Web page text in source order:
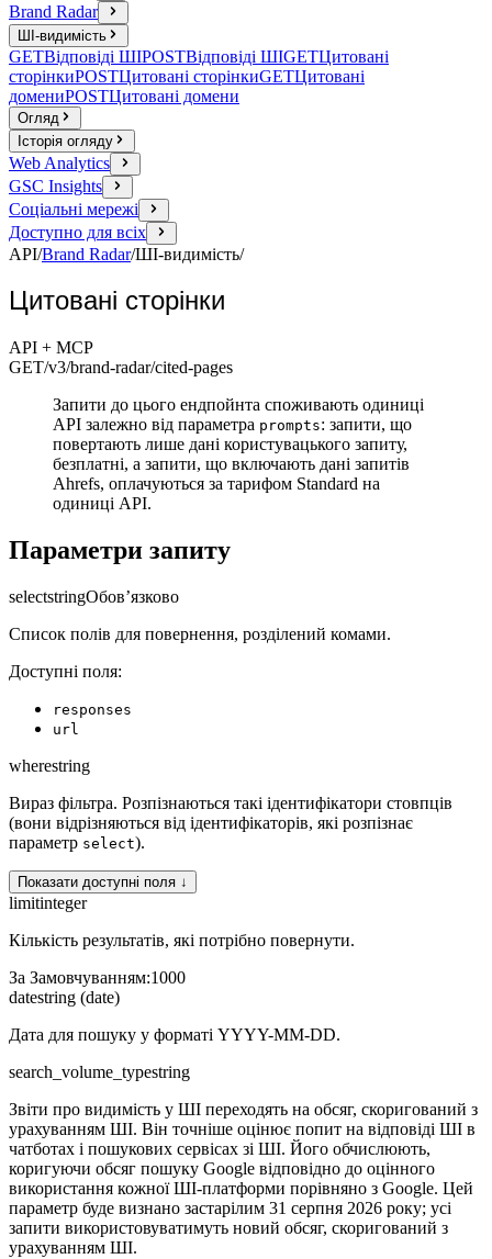
Brand Radar
ШІ-видимість
GETВідповіді ШІPOSTВідповіді ШІGETЦитовані
сторінкиPOSTЦитовані сторінкиGETЦитовані
домениPOSTЦитовані домени
Огляд
Історія огляду
Web Analytics
GSC Insights
Соціальні мережі
Доступно для всіх
API/Brand Radar/ШІ-видимість/
Цитовані сторінки
API + MCP
GET/v3/brand-radar/cited-pages
Запити до цього ендпойнта споживають одиниці
API залежно від параметра prompts: запити, що
повертають лише дані користувацького запиту,
безплатні, а запити, що включають дані запитів
Ahrefs, оплачуються за тарифом Standard на
одиниці API.
Параметри запиту
selectstringОбов’язково
Список полів для повернення, розділений комами.
Доступні поля:
responses
url
wherestring
Вираз фільтра. Розпізнаються такі ідентифікатори стовпців
(вони відрізняються від ідентифікаторів, які розпізнає
параметр select).
Показати доступні поля ↓
limitinteger
Кількість результатів, які потрібно повернути.
За Замовчуванням:1000
datestring (date)
Дата для пошуку у форматі YYYY-MM-DD.
search_volume_typestring
Звіти про видимість у ШІ переходять на обсяг, скоригований з
урахуванням ШІ. Він точніше оцінює попит на відповіді ШІ в
чатботах і пошукових сервісах зі ШІ. Його обчислюють,
коригуючи обсяг пошуку Google відповідно до оцінного
використання кожної ШІ-платформи порівняно з Google. Цей
параметр буде визнано застарілим 31 серпня 2026 року; усі
запити використовуватимуть новий обсяг, скоригований з
урахуванням ШІ.